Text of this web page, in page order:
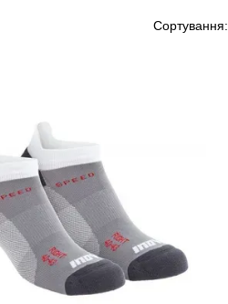
Сортування: